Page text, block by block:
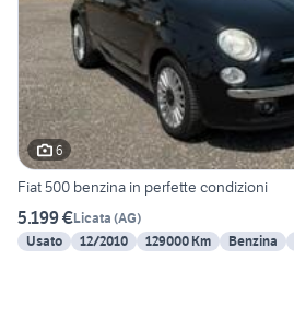
6
Fiat 500 benzina in perfette condizioni
5.199 €Licata (AG)
Usato
12/2010 129000 Km Benzina